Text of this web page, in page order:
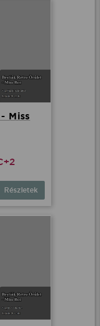
Miss
Részletek